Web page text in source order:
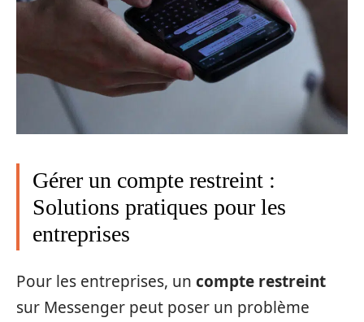
Gérer un compte restreint :
Solutions pratiques pour les
entreprises
Pour les entreprises, un compte restreint
sur Messenger peut poser un problème